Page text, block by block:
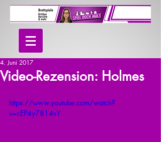
Video-Rezension: Holmes
4. Juni 2017
https://www.youtube.com/watch?
v=cEP4y7814vY